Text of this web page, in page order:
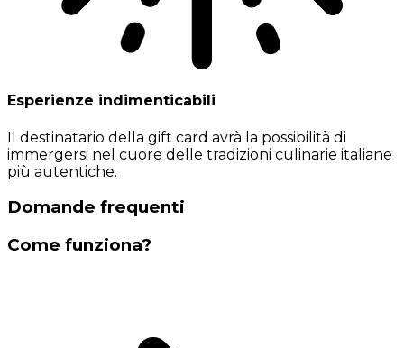
Esperienze indimenticabili
Il destinatario della gift card avrà la possibilità di
immergersi nel cuore delle tradizioni culinarie italiane
più autentiche.
Domande frequenti
Come funziona?